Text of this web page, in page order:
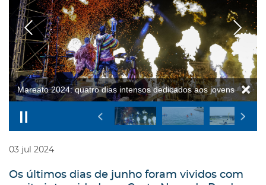
03 jul 2024
Os últimos dias de junho foram vividos com